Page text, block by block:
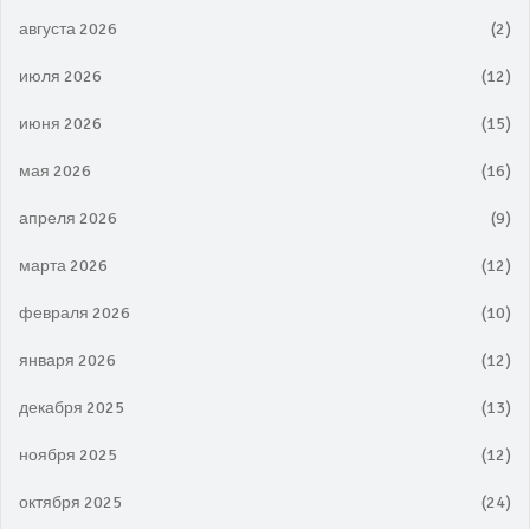
августа 2026 (2)
июля 2026 (12)
июня 2026 (15)
мая 2026 (16)
апреля 2026 (9)
марта 2026 (12)
февраля 2026 (10)
января 2026 (12)
декабря 2025 (13)
ноября 2025 (12)
октября 2025 (24)